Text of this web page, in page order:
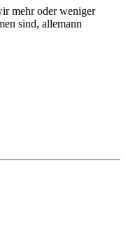
mehr oder weniger
sind, allemann